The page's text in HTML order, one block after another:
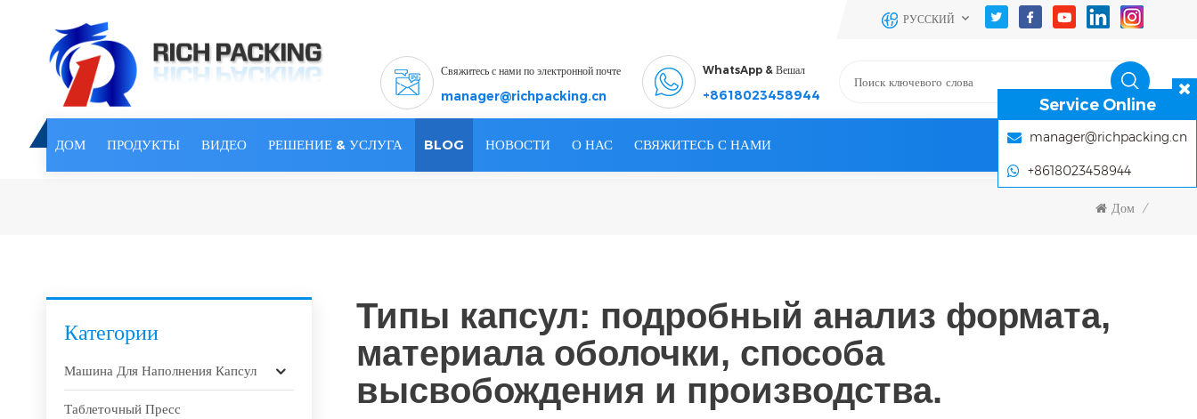
РУССКИЙ
Свяжитесь с нами по электронной почте
manager@richpacking.cn
WhatsApp & Вешал
+8618023458944
ДОМ ПРОДУКТЫ ВИДЕО РЕШЕНИЕ & УСЛУГА BLOG НОВОСТИ О НАС СВЯЖИТЕСЬ С НАМИ
Дом /
Категории
Машина Для Наполнения Капсул
Таблеточный Пресс
Типы капсул: подробный анализ формата,
материала оболочки, способа
высвобождения и производства.
Service Online
manager@richpacking.cn
+8618023458944